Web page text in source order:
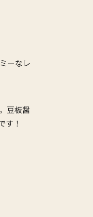
ーなレ
豆板醤
す！